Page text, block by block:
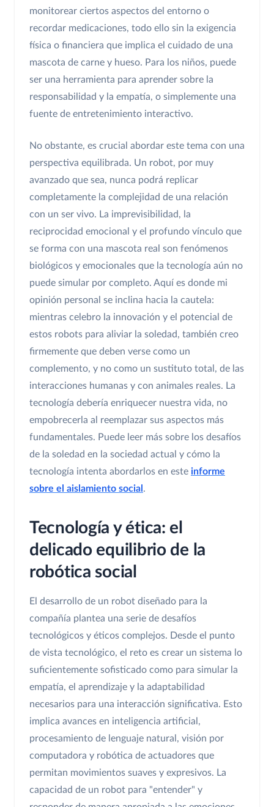
monitorear ciertos aspectos del entorno o
recordar medicaciones, todo ello sin la exigencia
física o financiera que implica el cuidado de una
mascota de carne y hueso. Para los niños, puede
ser una herramienta para aprender sobre la
responsabilidad y la empatía, o simplemente una
fuente de entretenimiento interactivo.
No obstante, es crucial abordar este tema con una
perspectiva equilibrada. Un robot, por muy
avanzado que sea, nunca podrá replicar
completamente la complejidad de una relación
con un ser vivo. La imprevisibilidad, la
reciprocidad emocional y el profundo vínculo que
se forma con una mascota real son fenómenos
biológicos y emocionales que la tecnología aún no
puede simular por completo. Aquí es donde mi
opinión personal se inclina hacia la cautela:
mientras celebro la innovación y el potencial de
estos robots para aliviar la soledad, también creo
firmemente que deben verse como un
complemento, y no como un sustituto total, de las
interacciones humanas y con animales reales. La
tecnología debería enriquecer nuestra vida, no
empobrecerla al reemplazar sus aspectos más
fundamentales. Puede leer más sobre los desafíos
de la soledad en la sociedad actual y cómo la
tecnología intenta abordarlos en este informe
sobre el aislamiento social .
Tecnología y ética: el
delicado equilibrio de la
robótica social
El desarrollo de un robot diseñado para la
compañía plantea una serie de desafíos
tecnológicos y éticos complejos. Desde el punto
de vista tecnológico, el reto es crear un sistema lo
suficientemente sofisticado como para simular la
empatía, el aprendizaje y la adaptabilidad
necesarios para una interacción significativa. Esto
implica avances en inteligencia artificial,
procesamiento de lenguaje natural, visión por
computadora y robótica de actuadores que
permitan movimientos suaves y expresivos. La
capacidad de un robot para "entender" y